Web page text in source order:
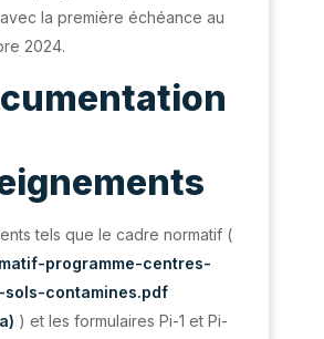
la première échéance au
2024.
tels que le cadre normatif (
programme-centres-
contamines.pdf
) et les formulaires Pi-1 et Pi-